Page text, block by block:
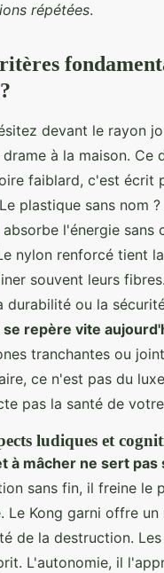
répétées.
devant le rayon
à la maison.
faiblard, c'est écrit
plastique sans nom
absorbe l'énergie sans
nylon renforcé tient
souvent leurs
durabilité ou la
se repère vite
tranchantes ou
ce n'est pas du
pas la santé de
ludiques et
à mâcher ne sert
sans fin, il freine le
Le Kong garni offre
de la destruction.
L'autonomie, il